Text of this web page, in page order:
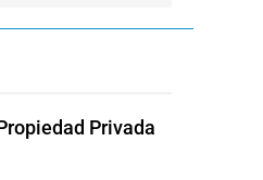
Privada